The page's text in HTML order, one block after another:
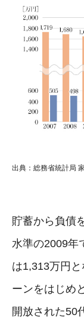
出典：総務省統計局
貯蓄から負債
水準の2009年
は1,313万円
ーンをはじめ
開放された50